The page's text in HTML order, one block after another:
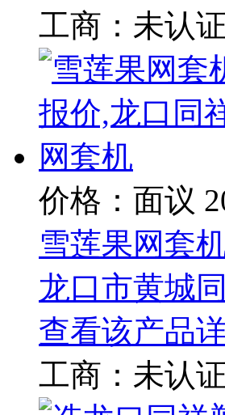
工商： 未认证
价格：面议
雪莲果网套
龙口市黄城
查看该产品
工商： 未认证